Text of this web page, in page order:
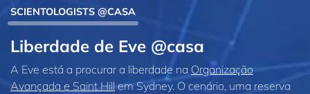
SCIENTOLOGISTS @CASA
Liberdade de Eve @casa
A Eve está a procurar a liberdade na Organização
Avançada e Saint Hillem Sydney. O cenário, uma reserva